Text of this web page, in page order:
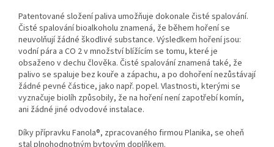
Patentované složení paliva umožňuje dokonale čisté spalování.
Čisté spalování bioalkoholu znamená, že během hoření se
neuvolňují žádné škodlivé substance. Výsledkem hoření jsou:
vodní pára a CO 2 v množství blížícím se tomu, které je
obsaženo v dechu člověka. Čisté spalování znamená také, že
palivo se spaluje bez kouře a zápachu, a po dohoření nezůstávají
žádné pevné částice, jako např. popel. Vlastnosti, kterými se
vyznačuje biolíh způsobily, že na hoření není zapotřebí komín,
ani žádné jiné odvodové instalace.
Díky přípravku Fanola®, zpracovaného firmou Planika, se oheň
stal plnohodnotným bytovým doplňkem.